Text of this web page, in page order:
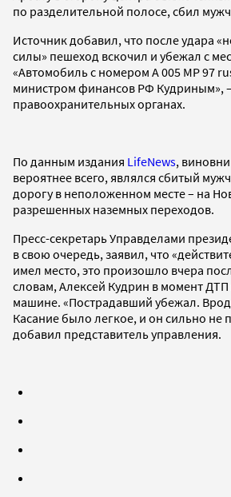
по разделительной полосе, сбил
Источник добавил, что после удара
силы» пешеход вскочил и убежал с
«Автомобиль с номером А 005 МР 97
министром финансов РФ Кудриным»,
правоохранительных органах.
По данным издания LifeNews,
вероятнее всего, являлся сбитый
дорогу в неположенном месте – на
разрешенных наземных переходов.
Пресс-секретарь Управделами
в свою очередь, заявил, что
имел место, это произошло вчера
словам, Алексей Кудрин в момент ДТП
машине. «Пострадавший убежал.
Касание было легкое, и он сильно не
добавил представитель управления.